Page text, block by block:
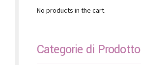
No products in the cart.
Categorie di Prodotto